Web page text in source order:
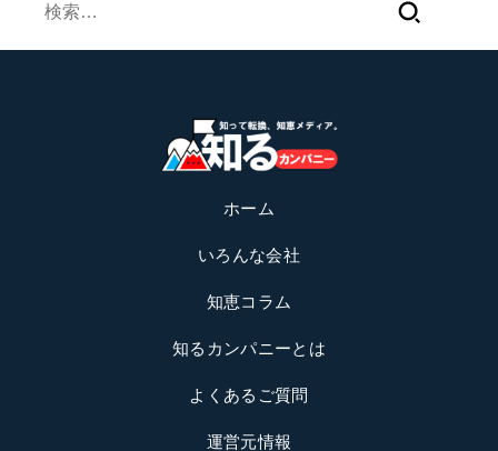
ホーム
いろんな会社
知恵コラム
知るカンパニーとは
よくあるご質問
運営元情報